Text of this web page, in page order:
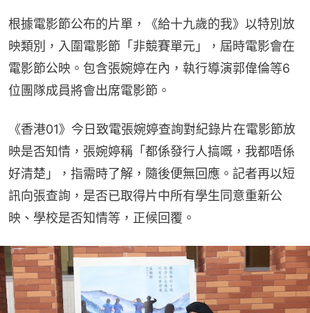
根據電影節公布的片單，《給十九歲的我》以特別放
映類別，入圍電影節「非競賽單元」，屆時電影會在
電影節公映。包含張婉婷在內，執行導演郭偉倫等6
位團隊成員將會出席電影節。
《香港01》今日致電張婉婷查詢對紀錄片在電影節放
映是否知情，張婉婷稱「都係發行人搞嘅，我都唔係
好清楚」，指需時了解，隨後便無回應。記者再以短
訊向張查詢，是否已取得片中所有學生同意重新公
映、學校是否知情等，正候回覆。